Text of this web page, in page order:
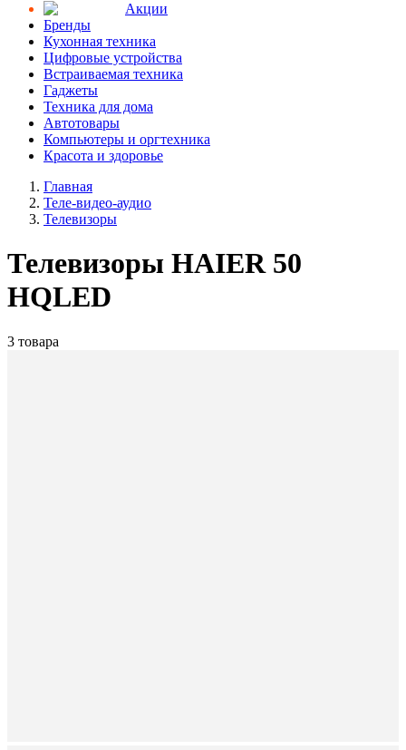
Aкции
Бренды
Кухонная техника
Цифровые устройства
Встраиваемая техника
Гаджеты
Техника для дома
Автотовары
Компьютеры и оргтехника
Красота и здоровье
Главная
Теле-видео-аудио
Телевизоры
Телевизоры HAIER 50
HQLED
3 товара